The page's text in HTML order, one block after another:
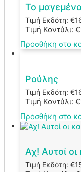
Το
Τιμή Εκδότη: €
Τιμή Κοντύλι: €
Προσθήκη στο
Ρούλης
Τιμή Εκδότη: €
Τιμή Κοντύλι: €
Προσθήκη στο
Αχ! Αυτοί οι
Τιμή Εκδότη: €